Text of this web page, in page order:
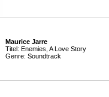
Maurice Jarre
Titel: Enemies, A Love Story
Genre: Soundtrack